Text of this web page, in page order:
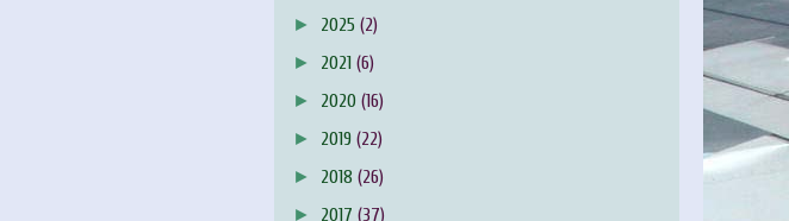
► 2025 (2)
► 2021 (6)
► 2020 (16)
► 2019 (22)
► 2018 (26)
► 2017 (37)